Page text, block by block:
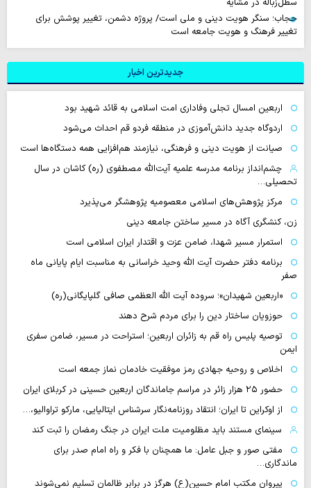
سطل‌زباله‌ در مشایه
حجاب؛ سنگر هویت دینی و ملی است/ پروژه دشمن، تغییر پوشش برای
تغییر فرهنگ و هویت جامعه است
جدیدترین اخبار
اربعین امسال تجلی وفاداری امت اسلامی به قائد شهید بود
اردوگاه جدید دانش‌آموزی در منطقه فردو قم احداث می‌شود
صیانت از هویت دینی و فرهنگی، نیازمند هم‌افزایی همه دستگاه‌ها است
چشم‌انداز برنامه مدرسه علمیه آیت‌الله مصطفوی (ره) کاشان در سال
تحصیلی…
مرکز پژوهش‌های اسلامی معصومیه پژوهشگر می‌پذیرد
زن، کنشگری آگاه در مسیر ساختن جامعه دینی
استمرار مسیر شهدا، ضامن عزت و اقتدار ایران اسلامی است
برنامه دفتر حضرت آیت الله وحید خراسانی به مناسبت ایام پایانی ماه
صفر
«اربعین شهیدان»؛ سروده آیت الله العظمی صافی گلپایگانی(ره)
حوزویان ساختار دین را برای مردم شرح دهند
توصیه پلیس راه قم به زائران اربعین؛ استراحت در مسیر، ضامن سفری
ایمن
اخلاص و روحیه جهادی رمز موفقیت خادمان نماز جمعه است
حضور ۲۵ هزار زائر در مراسم جاماندگان اربعین حسینی در کربلای ایران
از اوکراین تا ایران؛ انتقاد روزنامه‌نگار سرشناس ایتالیایی، مارکو تراوالیو،…
سینمای مستند باید مظلومیت ملت ایران در جنگ رمضان را ثبت کند
مفتی صور و جبل عامل: ما همچنان با فکر و راه امام صدر برای
ماندگاری…
پیروان مکتب امام حسین(ع) هرگز در برابر ظالمان تسلیم نمی‌شوند